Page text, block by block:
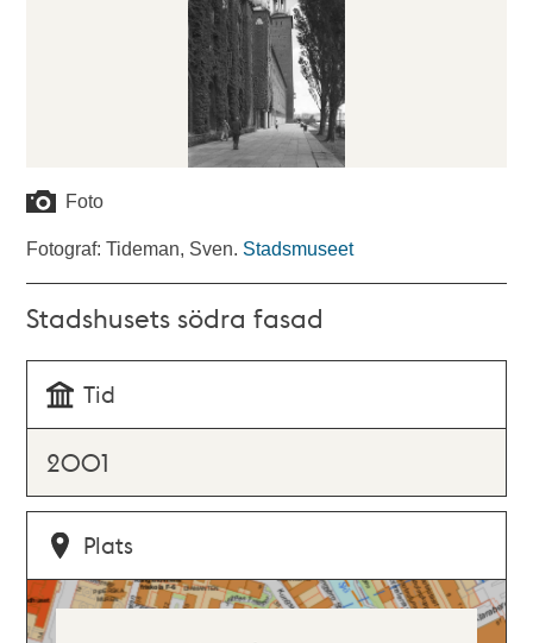
Foto
Fotograf: Tideman, Sven. Stadsmuseet
Stadshusets södra fasad
Tid
2001
Plats